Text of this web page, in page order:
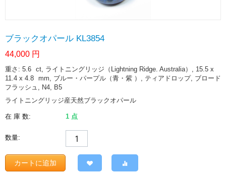
ブラックオパール KL3854
44,000 円
重さ: 5.6 ct, ライトニングリッジ（Lightning Ridge. Australia）, 15.5 x
11.4 x 4.8 mm, ブルー・パープル（青・紫 ）, ティアドロップ, ブロード
フラッシュ, N4, B5
ライトニングリッジ産天然ブラックオパール
在 庫 数: 1 点
数量:
カートに追加